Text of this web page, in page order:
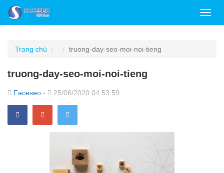
Trang chủ truong-day-seo-moi-noi-tieng
truong-day-seo-moi-noi-tieng
Faceseo - 25/06/2020 04:53:59